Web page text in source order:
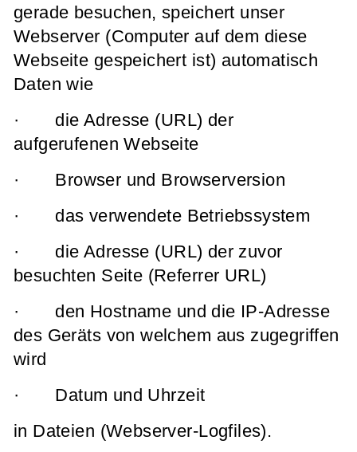
gerade besuchen, speichert unser
Webserver (Computer auf dem diese
Webseite gespeichert ist) automatisch
Daten wie
· die Adresse (URL) der
aufgerufenen Webseite
· Browser und Browserversion
· das verwendete Betriebssystem
· die Adresse (URL) der zuvor
besuchten Seite (Referrer URL)
· den Hostname und die IP-Adresse
des Geräts von welchem aus zugegriffen
wird
· Datum und Uhrzeit
in Dateien (Webserver-Logfiles).